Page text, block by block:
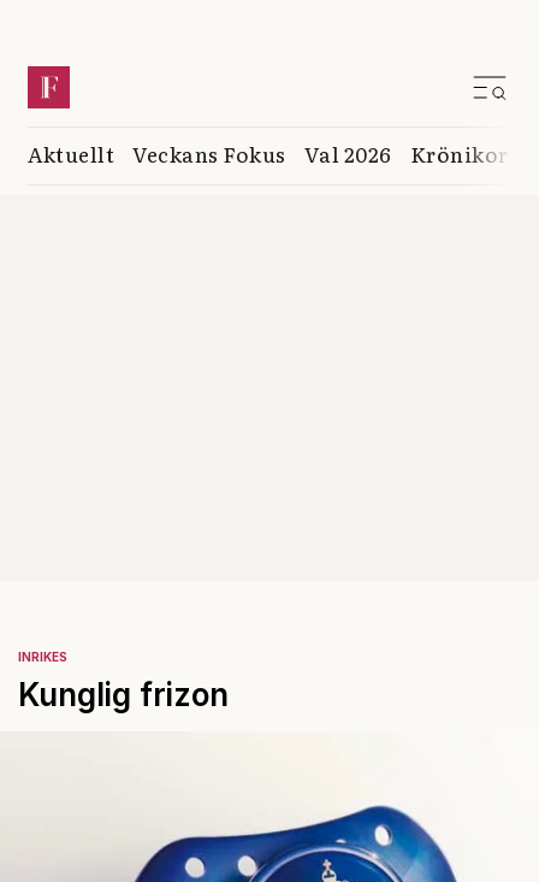
Aktuellt Veckans Fokus Val 2026 Krönikor
INRIKES
Kunglig frizon